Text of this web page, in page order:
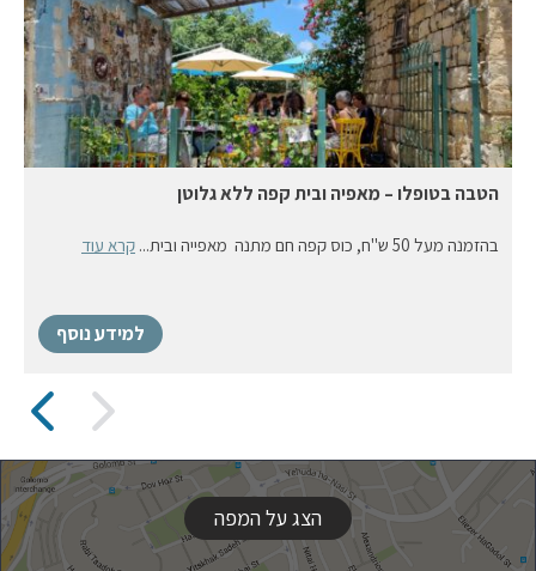
הטבה בטופלו – מאפיה ובית קפה ללא גלוטן
בהזמנה מעל 50 ש"ח, כוס קפה חם מתנה מאפייה ובית... קרא עוד
למידע נוסף
הצג על המפה